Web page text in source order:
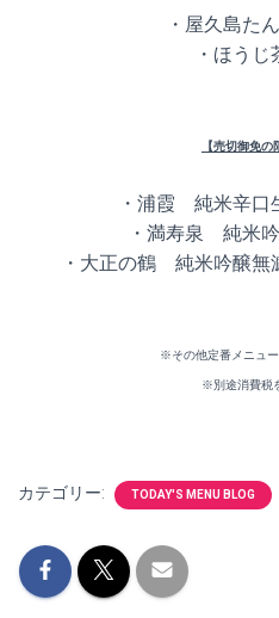
・屋久島た
・ほう
【売切御免の
・浦霞 純米辛
・満寿泉 純米
・大正の鶴 純米吟醸
※その他定番メニュ
※別途消費税
カテゴリー: TODAY'S MENU BLOG